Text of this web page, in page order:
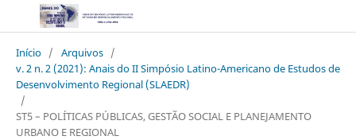
Início / Arquivos /
v. 2 n. 2 (2021): Anais do II Simpósio Latino-Americano de Estudos de
Desenvolvimento Regional (SLAEDR)
/
ST5 – POLÍTICAS PÚBLICAS, GESTÃO SOCIAL E PLANEJAMENTO
URBANO E REGIONAL